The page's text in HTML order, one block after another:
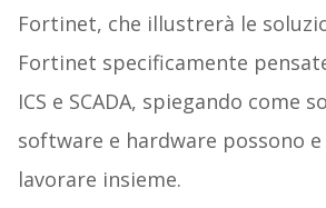
Fortinet, che illustrerà le
Fortinet specificamente
ICS e SCADA, spiegando come
software e hardware possono e
lavorare insieme.